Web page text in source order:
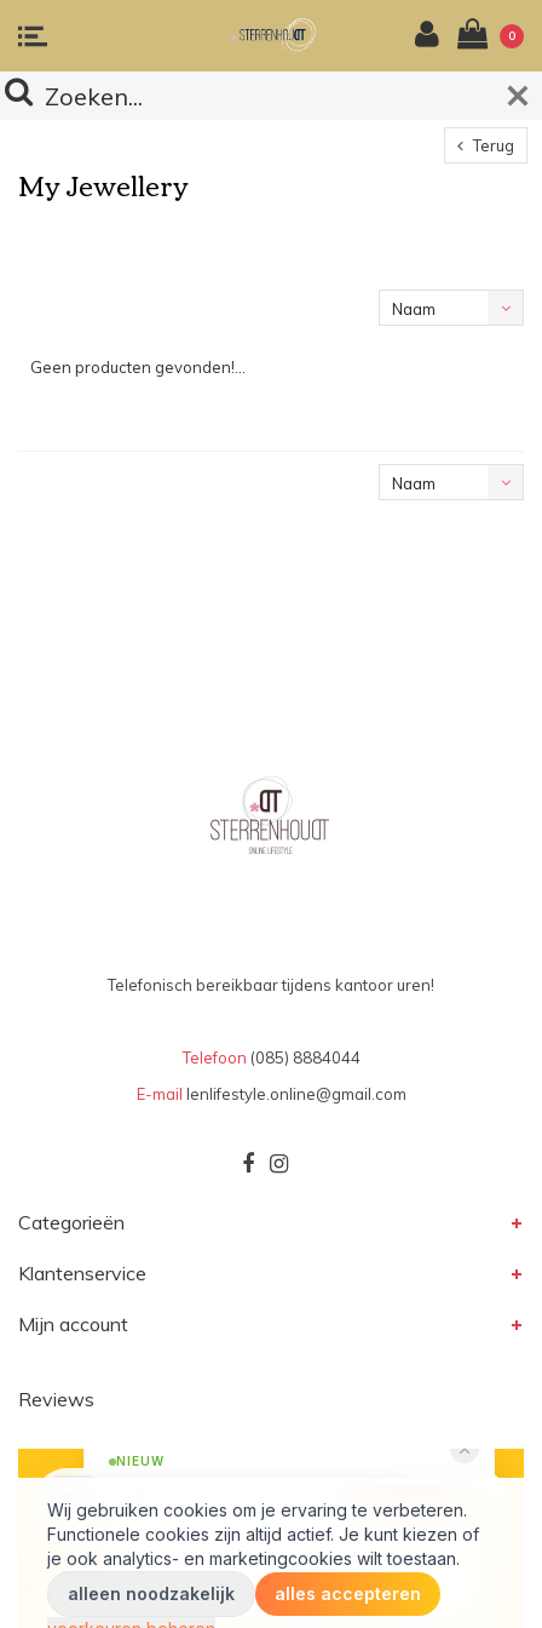
0
Terug
My Jewellery
Naam
Geen producten gevonden!...
Naam
Telefonisch bereikbaar tijdens kantoor uren!
Telefoon (085) 8884044
E-mail lenlifestyle.online@gmail.com
Categorieën
Klantenservice
Mijn account
Reviews